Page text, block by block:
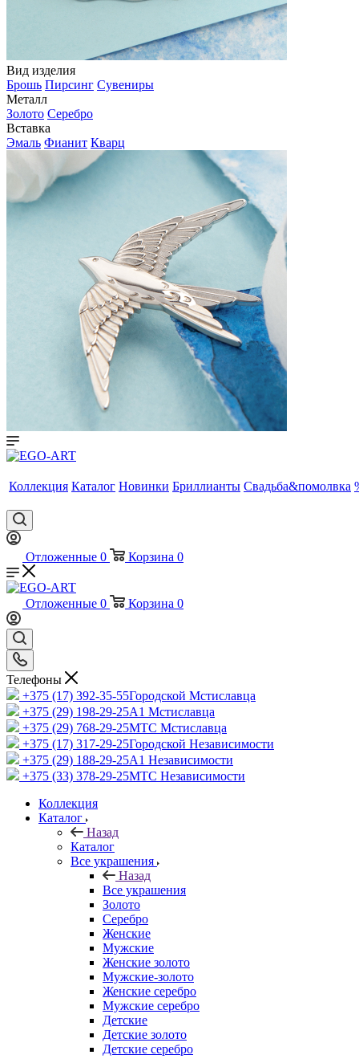
Вид изделия
Брошь Пирсинг Сувениры
Металл
Золото Серебро
Вставка
Эмаль Фианит Кварц
Коллекция Каталог Новинки Бриллианты Свадьба&помолвка
Отложенные 0 Корзина 0
Отложенные 0 Корзина 0
Телефоны
+375 (17) 392-35-55Городской Мстиславца
+375 (29) 198-29-25A1 Мстиславца
+375 (29) 768-29-25МТС Мстиславца
+375 (17) 317-29-25Городской Независимости
+375 (29) 188-29-25A1 Независимости
+375 (33) 378-29-25МТС Независимости
Коллекция
Каталог
Назад
Каталог
Все украшения
Назад
Все украшения
Золото
Серебро
Женские
Мужские
Женские золото
Мужские-золото
Женские серебро
Мужские серебро
Детские
Детские золото
Детские серебро